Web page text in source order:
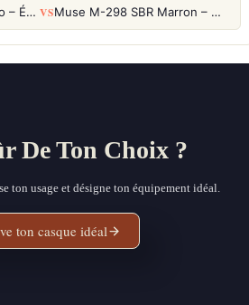
Xiaomi OpenWear Stereo – Écouteurs Open-Ear Hi-Res avec réduction de fuite sonore VS Muse M-298 SBR Marron – Casque Bluetooth ANC avec 66h d'autonomie
De Ton Choix ?
ton usage et désigne ton équipement idéal.
ton casque idéal